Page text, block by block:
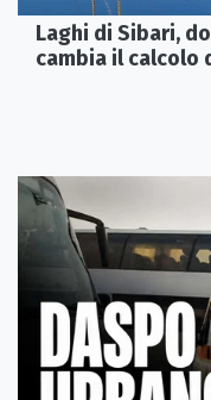
Laghi di Sibari,
cambia il